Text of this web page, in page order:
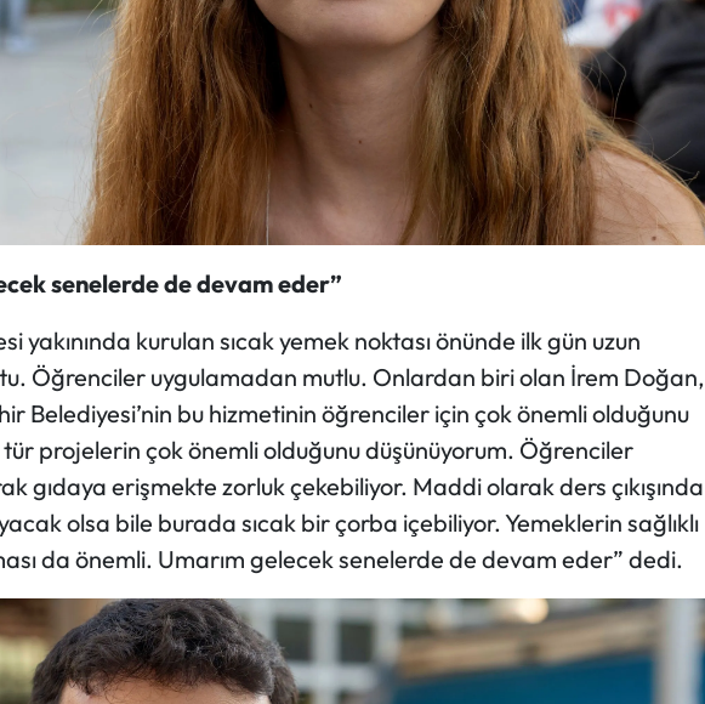
senelerde de devam eder”
yakınında kurulan sıcak yemek noktası önünde ilk gün uzun
Öğrenciler uygulamadan mutlu. Onlardan biri olan İrem Doğan,
Belediyesi’nin bu hizmetinin öğrenciler için çok önemli olduğunu
projelerin çok önemli olduğunu düşünüyorum. Öğrenciler
gıdaya erişmekte zorluk çekebiliyor. Maddi olarak ders çıkışında
olsa bile burada sıcak bir çorba içebiliyor. Yemeklerin sağlıklı
da önemli. Umarım gelecek senelerde de devam eder” dedi.